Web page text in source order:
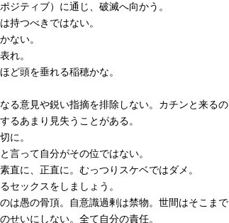
ジティブ）に通じ、破滅へ向かう。
持つべきではない。
ない。
れ。
ど頭を垂れる稲穂かな。
る意見や鋭い指摘を排除しない。カチンと来るの
るあまり見失うことがある。
に。
言って自分がその位ではない。
直に、正直に。むっつりスケベではダメ。
セックスをしましょう。
は愚の骨頂。自意識過剰は禁物。世間はそこまで
せいにしない。全て自分の責任。